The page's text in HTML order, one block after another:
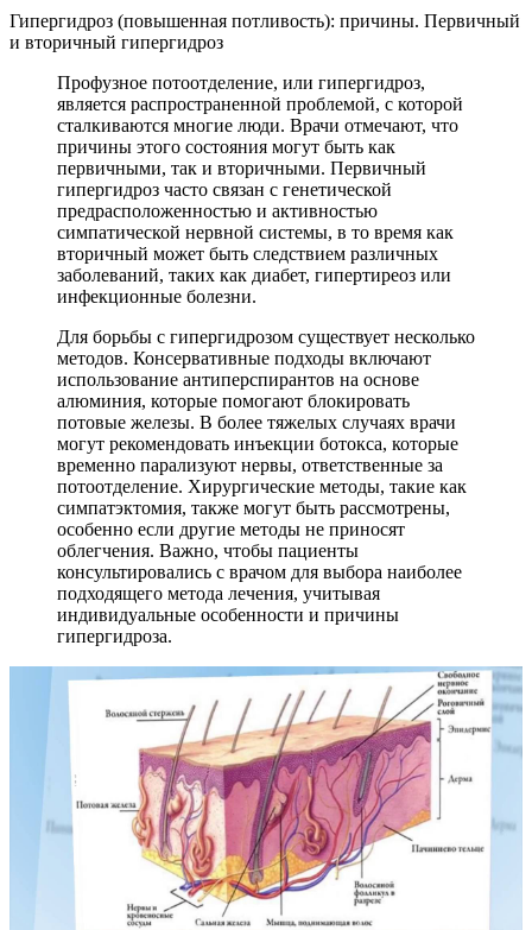
Гипергидроз (повышенная потливость): причины. Первичный
и вторичный гипергидроз
Профузное потоотделение, или гипергидроз,
является распространенной проблемой, с которой
сталкиваются многие люди. Врачи отмечают, что
причины этого состояния могут быть как
первичными, так и вторичными. Первичный
гипергидроз часто связан с генетической
предрасположенностью и активностью
симпатической нервной системы, в то время как
вторичный может быть следствием различных
заболеваний, таких как диабет, гипертиреоз или
инфекционные болезни.
Для борьбы с гипергидрозом существует несколько
методов. Консервативные подходы включают
использование антиперспирантов на основе
алюминия, которые помогают блокировать
потовые железы. В более тяжелых случаях врачи
могут рекомендовать инъекции ботокса, которые
временно парализуют нервы, ответственные за
потоотделение. Хирургические методы, такие как
симпатэктомия, также могут быть рассмотрены,
особенно если другие методы не приносят
облегчения. Важно, чтобы пациенты
консультировались с врачом для выбора наиболее
подходящего метода лечения, учитывая
индивидуальные особенности и причины
гипергидроза.